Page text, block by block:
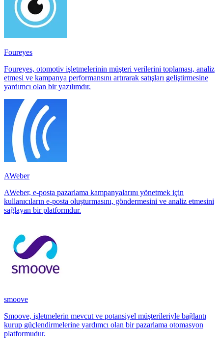
Foureyes
Foureyes, otomotiv işletmelerinin müşteri verilerini toplaması, analiz
etmesi ve kampanya performansını artırarak satışları geliştirmesine
yardımcı olan bir yazılımdır.
AWeber
AWeber, e-posta pazarlama kampanyalarını yönetmek için
kullanıcıların e-posta oluşturmasını, göndermesini ve analiz etmesini
sağlayan bir platformdur.
smoove
Smoove, işletmelerin mevcut ve potansiyel müşterileriyle bağlantı
kurup güçlendirmelerine yardımcı olan bir pazarlama otomasyon
platformudur.